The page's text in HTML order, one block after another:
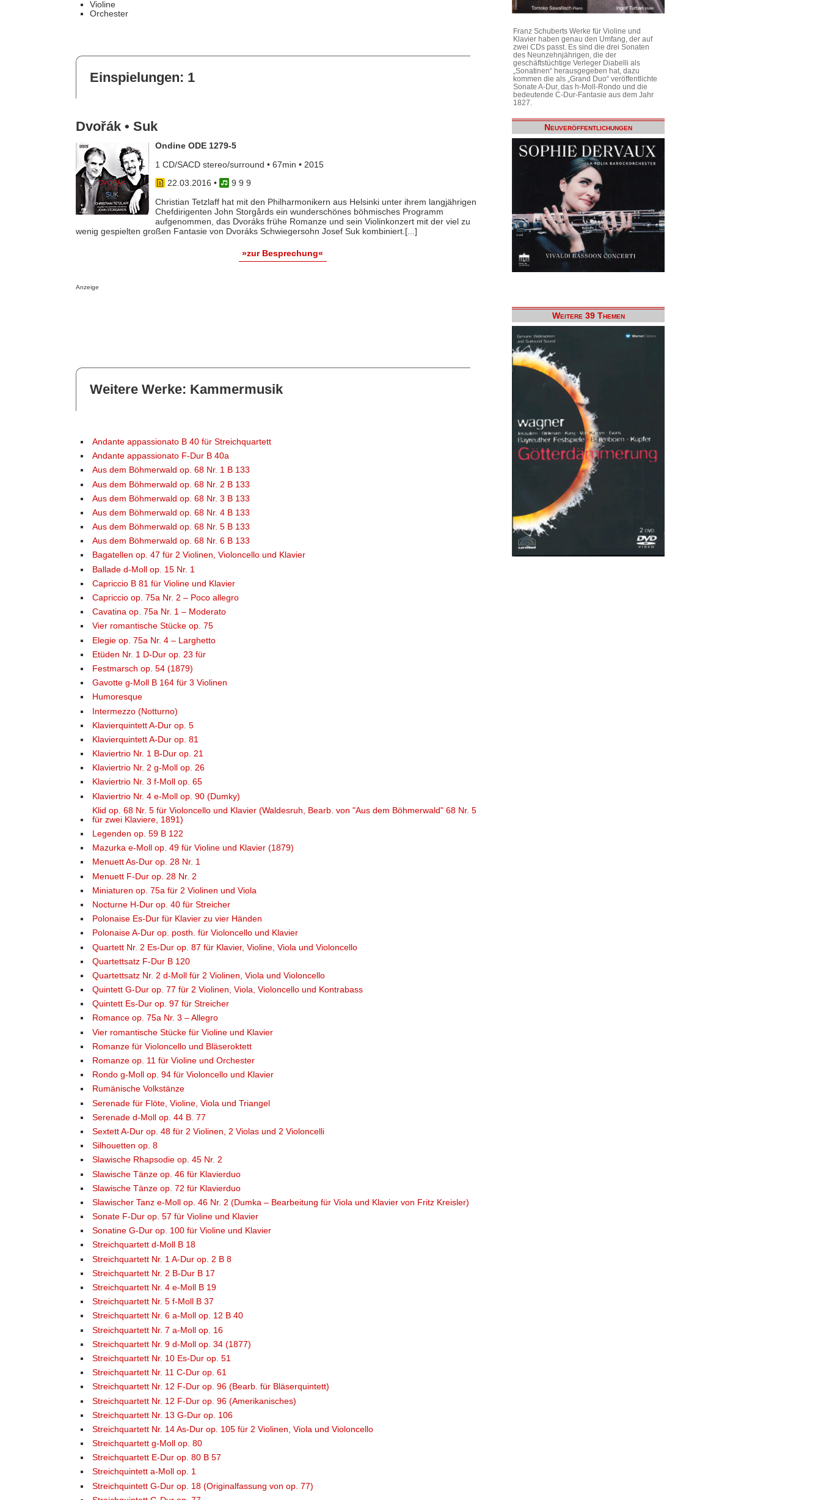
Violine
Orchester
Einspielungen: 1
Dvořák • Suk
Ondine ODE 1279-5
1 CD/SACD stereo/surround • 67min • 2015
22.03.2016 •
9 9 9
Christian Tetzlaff hat mit den Philharmonikern aus Helsinki unter ihrem langjährigen
Chefdirigenten John Storgårds ein wunderschönes böhmisches Programm
aufgenommen, das Dvoráks frühe Romanze und sein Violinkonzert mit der viel zu
wenig gespielten großen Fantasie von Dvoráks Schwiegersohn Josef Suk kombiniert.[...]
»zur Besprechung«
Anzeige
Weitere Werke: Kammermusik
Andante appassionato B 40 für Streichquartett
Andante appassionato F-Dur B 40a
Aus dem Böhmerwald op. 68 Nr. 1 B 133
Aus dem Böhmerwald op. 68 Nr. 2 B 133
Aus dem Böhmerwald op. 68 Nr. 3 B 133
Aus dem Böhmerwald op. 68 Nr. 4 B 133
Aus dem Böhmerwald op. 68 Nr. 5 B 133
Aus dem Böhmerwald op. 68 Nr. 6 B 133
Bagatellen op. 47 für 2 Violinen, Violoncello und Klavier
Ballade d-Moll op. 15 Nr. 1
Capriccio B 81 für Violine und Klavier
Capriccio op. 75a Nr. 2 – Poco allegro
Cavatina op. 75a Nr. 1 – Moderato
Vier romantische Stücke op. 75
Elegie op. 75a Nr. 4 – Larghetto
Etüden Nr. 1 D-Dur op. 23 für
Festmarsch op. 54 (1879)
Gavotte g-Moll B 164 für 3 Violinen
Humoresque
Intermezzo (Notturno)
Klavierquintett A-Dur op. 5
Klavierquintett A-Dur op. 81
Klaviertrio Nr. 1 B-Dur op. 21
Klaviertrio Nr. 2 g-Moll op. 26
Klaviertrio Nr. 3 f-Moll op. 65
Klaviertrio Nr. 4 e-Moll op. 90 (Dumky)
Klid op. 68 Nr. 5 für Violoncello und Klavier (Waldesruh, Bearb. von "Aus dem Böhmerwald" 68 Nr. 5
für zwei Klaviere, 1891)
Legenden op. 59 B 122
Mazurka e-Moll op. 49 für Violine und Klavier (1879)
Menuett As-Dur op. 28 Nr. 1
Menuett F-Dur op. 28 Nr. 2
Miniaturen op. 75a für 2 Violinen und Viola
Nocturne H-Dur op. 40 für Streicher
Polonaise Es-Dur für Klavier zu vier Händen
Polonaise A-Dur op. posth. für Violoncello und Klavier
Quartett Nr. 2 Es-Dur op. 87 für Klavier, Violine, Viola und Violoncello
Quartettsatz F-Dur B 120
Quartettsatz Nr. 2 d-Moll für 2 Violinen, Viola und Violoncello
Quintett G-Dur op. 77 für 2 Violinen, Viola, Violoncello und Kontrabass
Quintett Es-Dur op. 97 für Streicher
Romance op. 75a Nr. 3 – Allegro
Vier romantische Stücke für Violine und Klavier
Romanze für Violoncello und Bläseroktett
Romanze op. 11 für Violine und Orchester
Rondo g-Moll op. 94 für Violoncello und Klavier
Rumänische Volkstänze
Serenade für Flöte, Violine, Viola und Triangel
Serenade d-Moll op. 44 B. 77
Sextett A-Dur op. 48 für 2 Violinen, 2 Violas und 2 Violoncelli
Silhouetten op. 8
Slawische Rhapsodie op. 45 Nr. 2
Slawische Tänze op. 46 für Klavierduo
Slawische Tänze op. 72 für Klavierduo
Slawischer Tanz e-Moll op. 46 Nr. 2 (Dumka – Bearbeitung für Viola und Klavier von Fritz Kreisler)
Sonate F-Dur op. 57 für Violine und Klavier
Sonatine G-Dur op. 100 für Violine und Klavier
Streichquartett d-Moll B 18
Streichquartett Nr. 1 A-Dur op. 2 B 8
Streichquartett Nr. 2 B-Dur B 17
Streichquartett Nr. 4 e-Moll B 19
Streichquartett Nr. 5 f-Moll B 37
Streichquartett Nr. 6 a-Moll op. 12 B 40
Streichquartett Nr. 7 a-Moll op. 16
Streichquartett Nr. 9 d-Moll op. 34 (1877)
Streichquartett Nr. 10 Es-Dur op. 51
Streichquartett Nr. 11 C-Dur op. 61
Streichquartett Nr. 12 F-Dur op. 96 (Bearb. für Bläserquintett)
Streichquartett Nr. 12 F-Dur op. 96 (Amerikanisches)
Streichquartett Nr. 13 G-Dur op. 106
Streichquartett Nr. 14 As-Dur op. 105 für 2 Violinen, Viola und Violoncello
Streichquartett g-Moll op. 80
Streichquartett E-Dur op. 80 B 57
Streichquintett a-Moll op. 1
Streichquintett G-Dur op. 18 (Originalfassung von op. 77)
Franz Schuberts Werke für Violine und
Klavier haben genau den Umfang, der auf
zwei CDs passt. Es sind die drei Sonaten
des Neunzehnjährigen, die der
geschäftstüchtige Verleger Diabelli als
„Sonatinen“ herausgegeben hat, dazu
kommen die als „Grand Duo“ veröffentlichte
Sonate A-Dur, das h-Moll-Rondo und die
bedeutende C-Dur-Fantasie aus dem Jahr
1827.
Neuveröffentlichungen
Weitere 39 Themen